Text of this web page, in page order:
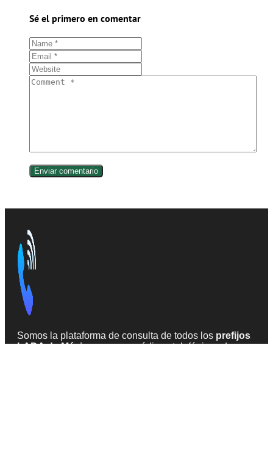
Sé el primero en comentar
Somos la plataforma de consulta de todos los prefijos
LADA de México, que son códigos telefónicos de